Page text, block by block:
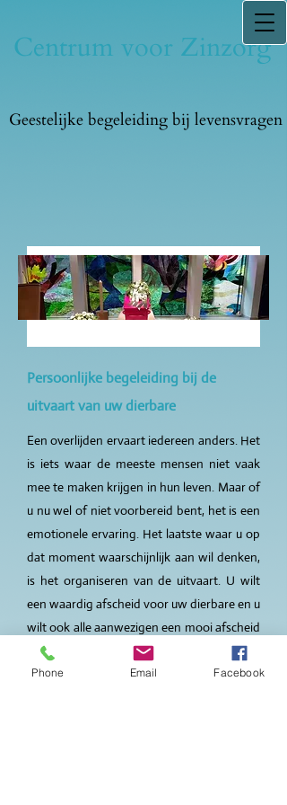
Centrum voor Zinzorg
Geestelijke begeleiding bij levensvragen
Persoonlijke begeleiding bij de
uitvaart van uw dierbare
Een overlijden ervaart iedereen anders. Het
is iets waar de meeste mensen niet vaak
mee te maken krijgen in hun leven. Maar of
u nu wel of niet voorbereid bent, het is een
emotionele ervaring. Het laatste waar u op
dat moment waarschijnlijk aan wil denken,
is het organiseren van de uitvaart. U wilt
een waardig afscheid voor uw dierbare en u
wilt ook alle aanwezigen een mooi afscheid
bieden. Maar u weet eigenlijk niet hoe u een
uitvaart moet regelen…Geen zorgen, ik
Phone Email Facebook